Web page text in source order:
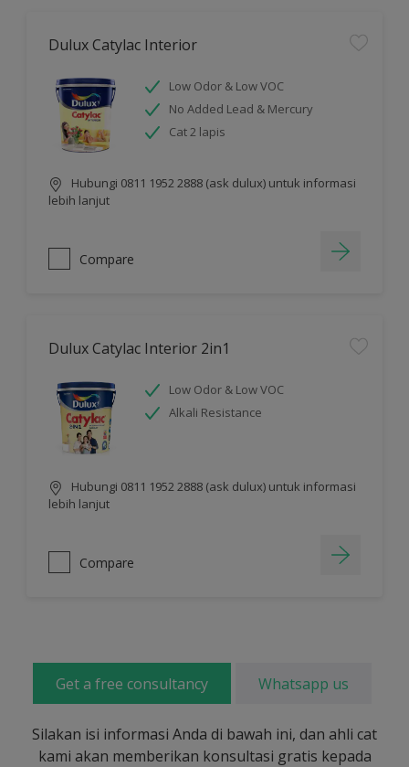
Dulux Catylac Interior
Low Odor & Low VOC
No Added Lead & Mercury
Cat 2 lapis
Hubungi 0811 1952 2888 (ask dulux) untuk informasi
lebih lanjut
Compare
Dulux Catylac Interior 2in1
Low Odor & Low VOC
Alkali Resistance
Hubungi 0811 1952 2888 (ask dulux) untuk informasi
lebih lanjut
Compare
Get a free consultancy Whatsapp us
Silakan isi informasi Anda di bawah ini, dan ahli cat
kami akan memberikan konsultasi gratis kepada